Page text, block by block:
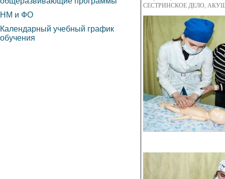
СЕСТРИНСКОЕ ДЕЛО,
НМ и ФО
Календарный учебный график
обучения